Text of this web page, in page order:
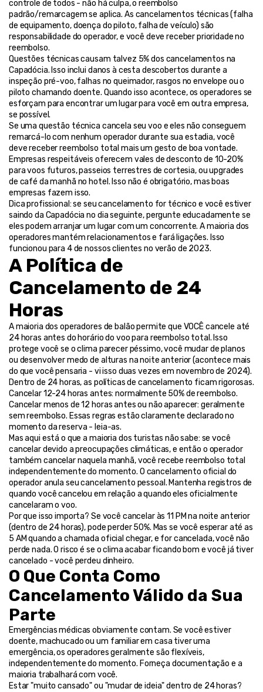
controle de todos - não há culpa, o reembolso
padrão/remarcagem se aplica. As cancelamentos técnicas (falha
de equipamento, doença do piloto, falha de veículo) são
responsabilidade do operador, e você deve receber prioridade no
reembolso.
Questões técnicas causam talvez 5% dos cancelamentos na
Capadócia. Isso inclui danos à cesta descobertos durante a
inspeção pré-voo, falhas no queimador, rasgos no envelope ou o
piloto chamando doente. Quando isso acontece, os operadores se
esforçam para encontrar um lugar para você em outra empresa,
se possível.
Se uma questão técnica cancela seu voo e eles não conseguem
remarcá-lo com nenhum operador durante sua estadia, você
deve receber reembolso total mais um gesto de boa vontade.
Empresas respeitáveis oferecem vales de desconto de 10-20%
para voos futuros, passeios terrestres de cortesia, ou upgrades
de café da manhã no hotel. Isso não é obrigatório, mas boas
empresas fazem isso.
Dica profissional: se seu cancelamento for técnico e você estiver
saindo da Capadócia no dia seguinte, pergunte educadamente se
eles podem arranjar um lugar com um concorrente. A maioria dos
operadores mantém relacionamentos e fará ligações. Isso
funcionou para 4 de nossos clientes no verão de 2023.
A Política de
Cancelamento de 24
Horas
A maioria dos operadores de balão permite que VOCÊ cancele até
24 horas antes do horário do voo para reembolso total. Isso
protege você se o clima parecer péssimo, você mudar de planos
ou desenvolver medo de alturas na noite anterior (acontece mais
do que você pensaria - vi isso duas vezes em novembro de 2024).
Dentro de 24 horas, as políticas de cancelamento ficam rigorosas.
Cancelar 12-24 horas antes: normalmente 50% de reembolso.
Cancelar menos de 12 horas antes ou não aparecer: geralmente
sem reembolso. Essas regras estão claramente declarado no
momento da reserva - leia-as.
Mas aqui está o que a maioria dos turistas não sabe: se você
cancelar devido a preocupações climáticas, e então o operador
também cancelar naquela manhã, você recebe reembolso total
independentemente do momento. O cancelamento oficial do
operador anula seu cancelamento pessoal. Mantenha registros de
quando você cancelou em relação a quando eles oficialmente
cancelaram o voo.
Por que isso importa? Se você cancelar às 11 PM na noite anterior
(dentro de 24 horas), pode perder 50%. Mas se você esperar até as
5 AM quando a chamada oficial chegar, e for cancelada, você não
perde nada. O risco é se o clima acabar ficando bom e você já tiver
cancelado - você perdeu dinheiro.
O Que Conta Como
Cancelamento Válido da Sua
Parte
Emergências médicas obviamente contam. Se você estiver
doente, machucado ou um familiar em casa tiver uma
emergência, os operadores geralmente são flexíveis,
independentemente do momento. Forneça documentação e a
maioria trabalhará com você.
Estar "muito cansado" ou "mudar de ideia" dentro de 24 horas?